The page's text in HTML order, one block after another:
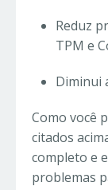
Reduz
TPM e
Diminui
Como você
citados
completo e
problemas